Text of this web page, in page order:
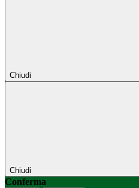
Chiudi
Chiudi
Conferma